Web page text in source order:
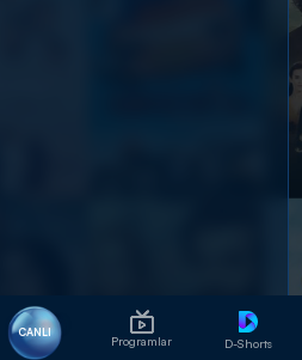
CANLI
Programlar D-Shorts